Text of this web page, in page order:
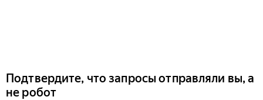
Подтвердите, что запросы отправляли вы, а
не робот